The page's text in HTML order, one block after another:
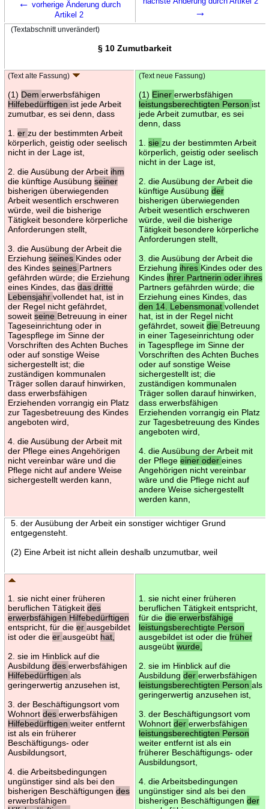
← vorherige Änderung durch
Artikel 2
→
(Textabschnitt unverändert)
§ 10 Zumutbarkeit
(Text alte Fassung)
(1) Dem erwerbsfähigen
Hilfebedürftigen ist jede Arbeit
zumutbar, es sei denn, dass
1. er zu der bestimmten Arbeit
körperlich, geistig oder seelisch
nicht in der Lage ist,
2. die Ausübung der Arbeit ihm
die künftige Ausübung seiner
bisherigen überwiegenden
Arbeit wesentlich erschweren
würde, weil die bisherige
Tätigkeit besondere körperliche
Anforderungen stellt,
3. die Ausübung der Arbeit die
Erziehung seines Kindes oder
des Kindes seines Partners
gefährden würde; die Erziehung
eines Kindes, das das dritte
Lebensjahr vollendet hat, ist in
der Regel nicht gefährdet,
soweit seine Betreuung in einer
Tageseinrichtung oder in
Tagespflege im Sinne der
Vorschriften des Achten Buches
oder auf sonstige Weise
sichergestellt ist; die
zuständigen kommunalen
Träger sollen darauf hinwirken,
dass erwerbsfähigen
Erziehenden vorrangig ein Platz
zur Tagesbetreuung des Kindes
angeboten wird,
4. die Ausübung der Arbeit mit
der Pflege eines Angehörigen
nicht vereinbar wäre und die
Pflege nicht auf andere Weise
sichergestellt werden kann,
(Text neue Fassung)
(1) Einer erwerbsfähigen
leistungsberechtigten Person ist
jede Arbeit zumutbar, es sei
denn, dass
1. sie zu der bestimmten Arbeit
körperlich, geistig oder seelisch
nicht in der Lage ist,
2. die Ausübung der Arbeit die
künftige Ausübung der
bisherigen überwiegenden
Arbeit wesentlich erschweren
würde, weil die bisherige
Tätigkeit besondere körperliche
Anforderungen stellt,
3. die Ausübung der Arbeit die
Erziehung ihres Kindes oder des
Kindes ihrer Partnerin oder ihres
Partners gefährden würde; die
Erziehung eines Kindes, das
den 14. Lebensmonat vollendet
hat, ist in der Regel nicht
gefährdet, soweit die Betreuung
in einer Tageseinrichtung oder
in Tagespflege im Sinne der
Vorschriften des Achten Buches
oder auf sonstige Weise
sichergestellt ist; die
zuständigen kommunalen
Träger sollen darauf hinwirken,
dass erwerbsfähigen
Erziehenden vorrangig ein Platz
zur Tagesbetreuung des Kindes
angeboten wird,
4. die Ausübung der Arbeit mit
der Pflege einer oder eines
Angehörigen nicht vereinbar
wäre und die Pflege nicht auf
andere Weise sichergestellt
werden kann,
5. der Ausübung der Arbeit ein sonstiger wichtiger Grund
entgegensteht.
(2) Eine Arbeit ist nicht allein deshalb unzumutbar, weil
1. sie nicht einer früheren
beruflichen Tätigkeit des
erwerbsfähigen Hilfebedürftigen
entspricht, für die er ausgebildet
ist oder die er ausgeübt hat,
2. sie im Hinblick auf die
Ausbildung des erwerbsfähigen
Hilfebedürftigen als
geringerwertig anzusehen ist,
3. der Beschäftigungsort vom
Wohnort des erwerbsfähigen
Hilfebedürftigen weiter entfernt
ist als ein früherer
Beschäftigungs- oder
Ausbildungsort,
4. die Arbeitsbedingungen
ungünstiger sind als bei den
bisherigen Beschäftigungen des
erwerbsfähigen
1. sie nicht einer früheren
beruflichen Tätigkeit entspricht,
für die die erwerbsfähige
leistungsberechtigte Person
ausgebildet ist oder die früher
ausgeübt wurde,
2. sie im Hinblick auf die
Ausbildung der erwerbsfähigen
leistungsberechtigten Person als
geringerwertig anzusehen ist,
3. der Beschäftigungsort vom
Wohnort der erwerbsfähigen
leistungsberechtigten Person
weiter entfernt ist als ein
früherer Beschäftigungs- oder
Ausbildungsort,
4. die Arbeitsbedingungen
ungünstiger sind als bei den
bisherigen Beschäftigungen der